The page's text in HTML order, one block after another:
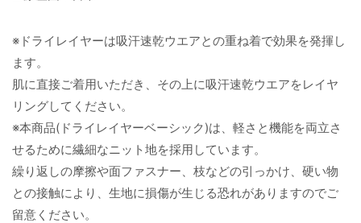
※ドライレイヤーは吸汗速乾ウエアとの重ね着で効果を発揮し
ます。
肌に直接ご着用いただき、その上に吸汗速乾ウエアをレイヤ
リングしてください。
※本商品(ドライレイヤーベーシック)は、軽さと機能を両立さ
せるために繊細なニット地を採用しています。
繰り返しの摩擦や面ファスナー、枝などの引っかけ、硬い物
との接触により、生地に損傷が生じる恐れがありますのでご
留意ください。